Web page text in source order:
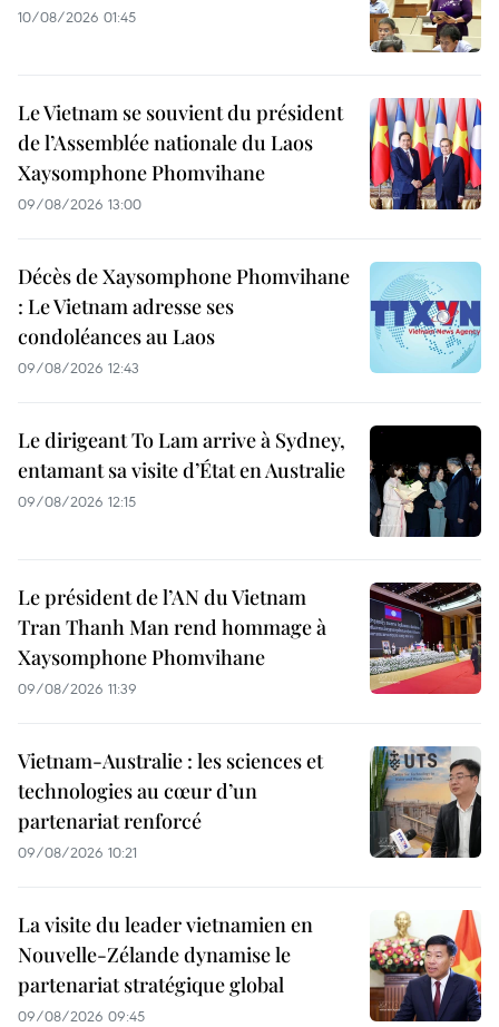
10/08/2026 01:45
Le Vietnam se souvient du président
de l’Assemblée nationale du Laos
Xaysomphone Phomvihane
09/08/2026 13:00
Décès de Xaysomphone Phomvihane
: Le Vietnam adresse ses
condoléances au Laos
09/08/2026 12:43
Le dirigeant To Lam arrive à Sydney,
entamant sa visite d’État en Australie
09/08/2026 12:15
Le président de l’AN du Vietnam
Tran Thanh Man rend hommage à
Xaysomphone Phomvihane
09/08/2026 11:39
Vietnam-Australie : les sciences et
technologies au cœur d’un
partenariat renforcé
09/08/2026 10:21
La visite du leader vietnamien en
Nouvelle-Zélande dynamise le
partenariat stratégique global
09/08/2026 09:45